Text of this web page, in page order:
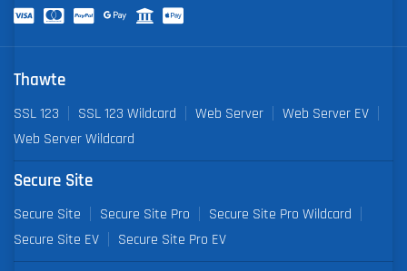
Thawte
SSL 123 SSL 123 Wildcard Web Server
Web Server EV
Web Server Wildcard
Secure Site
Secure Site Secure Site Pro
Secure Site Pro Wildcard
Secure Site EV
Secure Site Pro EV